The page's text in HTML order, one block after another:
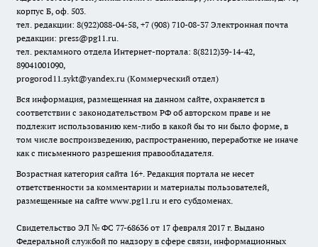
корпус Б, оф. 503.
тел. редакции: 8(922)088-04-58, +7 (908) 710-08-37 Электронная почта
редакции: press@pg11.ru.
тел. рекламного отдела Интернет-портала: 8(8212)39-14-42,
89041001090,
progorod11.sykt@yandex.ru (Коммерческий отдел)
Вся информация, размещенная на данном сайте, охраняется в
соответствии с законодательством РФ об авторском праве и не
подлежит использованию кем-либо в какой бы то ни было форме, в
том числе воспроизведению, распространению, переработке не иначе
как с письменного разрешения правообладателя.
Возрастная категория сайта 16+. Редакция портала не несет
ответственности за комментарии и материалы пользователей,
размещенные на сайте www.pg11.ru и его субдоменах.
Свидетельство ЭЛ № ФС 77-68636 от 17 февраля 2017 г. Выдано
Федеральной службой по надзору в сфере связи, информационных